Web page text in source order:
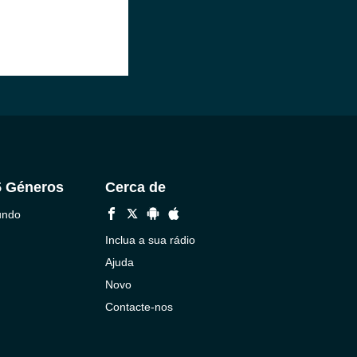
Géneros Cerca de
Inclua a sua rádio
Ajuda
Novo
Contacte-nos